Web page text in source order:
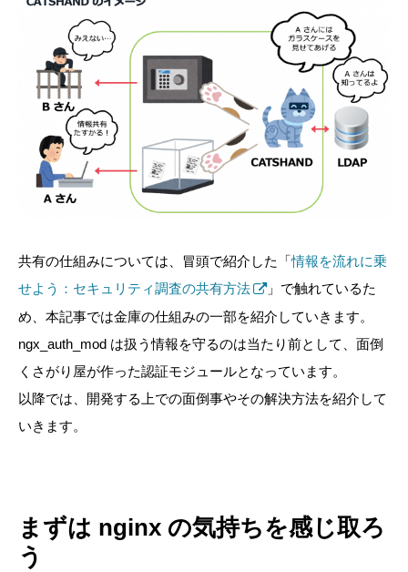
共有の仕組みについては、冒頭で紹介した「情報を流れに乗
せよう：セキュリティ調査の共有方法
」で触れているた
め、本記事では金庫の仕組みの一部を紹介していきます。
ngx_auth_mod は扱う情報を守るのは当たり前として、面倒
くさがり屋が作った認証モジュールとなっています。
以降では、開発する上での面倒事やその解決方法を紹介して
いきます。
まずは nginx の気持ちを感じ取ろ
う